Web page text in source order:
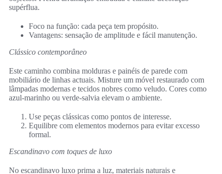
supérflua.
Foco na função: cada peça tem propósito.
Vantagens: sensação de amplitude e fácil manutenção.
Clássico contemporâneo
Este caminho combina molduras e painéis de parede com
mobiliário de linhas actuais. Misture um móvel restaurado com
lâmpadas modernas e tecidos nobres como veludo. Cores como
azul‑marinho ou verde‑salvia elevam o ambiente.
Use peças clássicas como pontos de interesse.
Equilibre com elementos modernos para evitar excesso
formal.
Escandinavo com toques de luxo
No escandinavo luxo prima a luz, materiais naturais e